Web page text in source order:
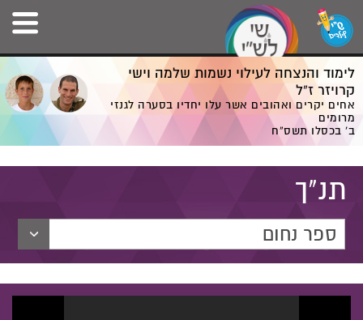
לימוד והנצחה לעילוי נשמות שלמה וישי
קרויזר ז”ל
אחים יקרים ואהובים אשר עלו יחדיו בסערה לגנזי
מרומים
ב' בכסלו תשס”ח
תנ"ך
ספר נחום